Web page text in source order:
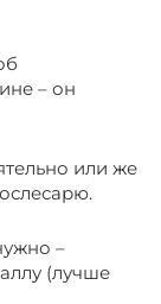
– он
или же
–
(лучше